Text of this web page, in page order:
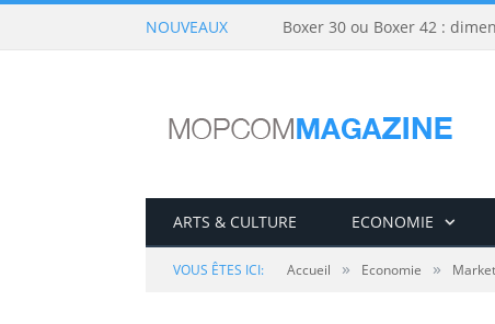
NOUVEAUX Boxer 30 ou Boxer 42 :
ARTS & CULTURE ECONOMIE
VOUS ÊTES ICI: Accueil » Economie »